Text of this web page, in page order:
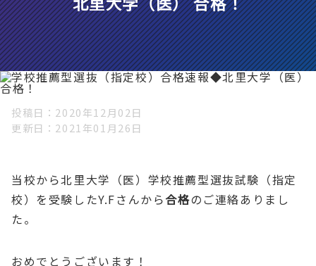
投稿日
2020年12月02日
更新日
2021年01月26日
当校から北里大学（医）学校推薦型選抜試験（指定
校）を受験したY.Fさんから合格のご連絡ありまし
た。
おめでとうございます！